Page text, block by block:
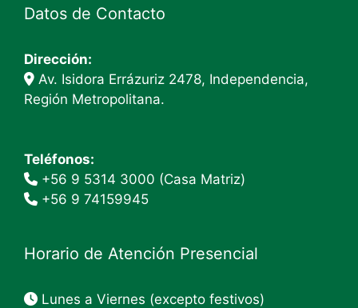
Datos de Contacto
Dirección:
Av. Isidora Errázuriz 2478, Independencia,
Región Metropolitana.
Teléfonos:
+56 9 5314 3000 (Casa Matriz)
+56 9 74159945
Horario de Atención Presencial
Lunes a Viernes (excepto festivos)